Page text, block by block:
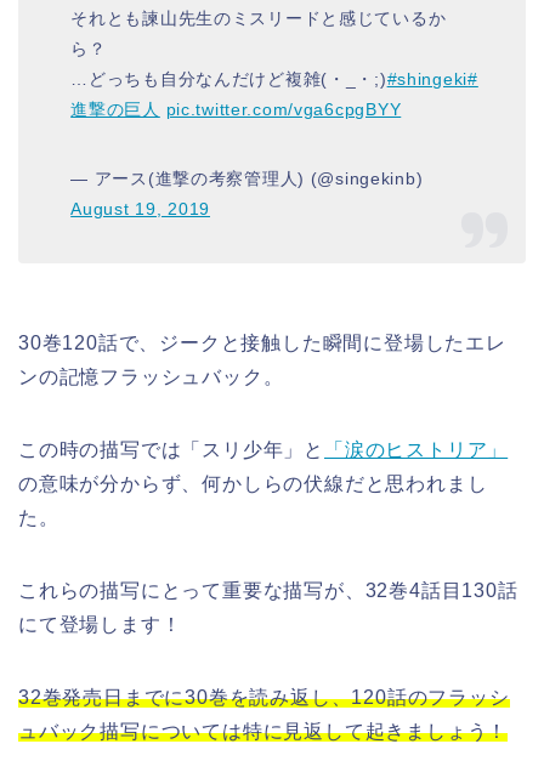
それとも諫山先生のミスリードと感じているか
ら？
…どっちも自分なんだけど複雑(・_・;)#shingeki#
進撃の巨人
pic.twitter.com/vga6cpgBYY
— アース(進撃の考察管理人) (@singekinb)
August 19, 2019
30巻120話で、ジークと接触した瞬間に登場したエレ
ンの記憶フラッシュバック。
この時の描写では「スリ少年」と
「涙のヒストリア」
の意味が分からず、何かしらの伏線だと思われまし
た。
これらの描写にとって重要な描写が、32巻4話目130話
にて登場します！
32巻発売日までに30巻を読み返し、120話のフラッシ
ュバック描写については特に見返して起きましょう！